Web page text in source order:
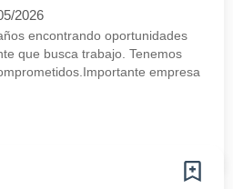
2026
encontrando oportunidades
que busca trabajo. Tenemos
empresa